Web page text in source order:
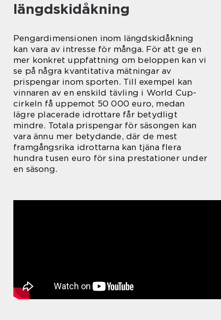
längdskidåkning
Pengardimensionen inom längdskidåkning
kan vara av intresse för många. För att ge en
mer konkret uppfattning om beloppen kan vi
se på några kvantitativa mätningar av
prispengar inom sporten. Till exempel kan
vinnaren av en enskild tävling i World Cup-
cirkeln få uppemot 50 000 euro, medan
lägre placerade idrottare får betydligt
mindre. Totala prispengar för säsongen kan
vara ännu mer betydande, där de mest
framgångsrika idrottarna kan tjäna flera
hundra tusen euro för sina prestationer under
en säsong.